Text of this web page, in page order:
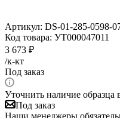
Артикул: DS-01-285-0598-
Код товара: УТ000047011
3 673 ₽
/к-кт
Под заказ
Уточнить наличие образца
Под заказ
Наши менеджеры